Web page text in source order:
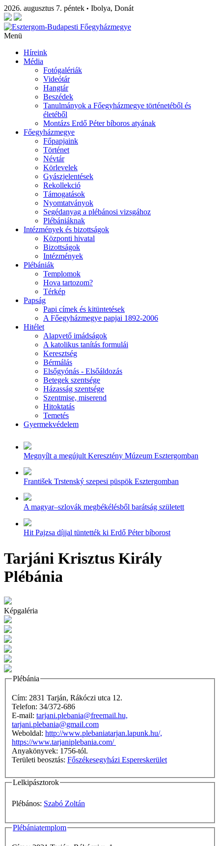
2026. augusztus 7. péntek • Ibolya, Donát
Menü
Híreink
Média
Fotógalériák
Videótár
Hangtár
Beszédek
Tanulmányok a Főegyházmegye történetéből és
életéből
Montázs Erdő Péter bíboros atyának
Főegyházmegye
Főpapjaink
Történet
Névtár
Körlevelek
Gyászjelentések
Rekollekció
Támogatások
Nyomtatványok
Segédanyag a plébánosi vizsgához
Plébániáknak
Intézmények és bizottságok
Központi hivatal
Bizottságok
Intézmények
Plébániák
Templomok
Hova tartozom?
Térkép
Papság
Papi címek és kitüntetések
A Főegyházmegye papjai 1892-2006
Hitélet
Alapvető imádságok
A katolikus tanítás formulái
Keresztség
Bérmálás
Elsőgyónás - Elsőáldozás
Betegek szentsége
Házasság szentsége
Szentmise, miserend
Hitoktatás
Temetés
Gyermekvédelem
Megnyílt a megújult Keresztény Múzeum Esztergomban
František Trstenský szepesi püspök Esztergomban
A magyar–szlovák megbékélésből barátság született
Hit Pajzsa díjjal tüntették ki Erdő Péter bíborost
Tarjáni Krisztus Király
Plébánia
Képgaléria
Plébánia
Cím: 2831 Tarján, Rákóczi utca 12.
Telefon: 34/372-686
E-mail: tarjani.plebania@freemail.hu,
tarjani.plebania@gmail.com
Weboldal: http://www.plebaniatarjan.lapunk.hu/,
https://www.tarjaniplebania.com/
Anyakönyvek: 1756-tól.
Területi beosztás: Főszékesegyházi Espereskerület
Lelkipásztorok
Plébános: Szabó Zoltán
Plébániatemplom